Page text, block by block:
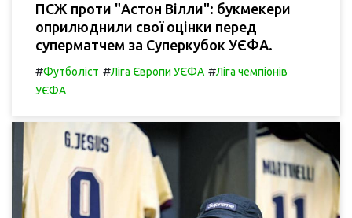
ПСЖ проти "Астон Вілли": букмекери
оприлюднили свої оцінки перед
суперматчем за Суперкубок УЄФА.
#Футболіст #Ліга Європи УЄФА #Ліга чемпіонів
УЄФА